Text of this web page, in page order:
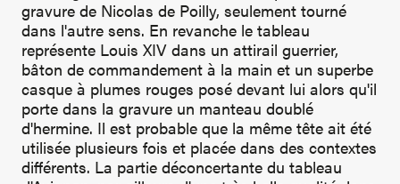
gravure de Nicolas de Poilly, seulement tourné
dans l'autre sens. En revanche le tableau
représente Louis XIV dans un attirail guerrier,
bâton de commandement à la main et un superbe
casque à plumes rouges posé devant lui alors qu'il
porte dans la gravure un manteau doublé
d'hermine. Il est probable que la même tête ait été
utilisée plusieurs fois et placée dans des contextes
différents. La partie déconcertante du tableau